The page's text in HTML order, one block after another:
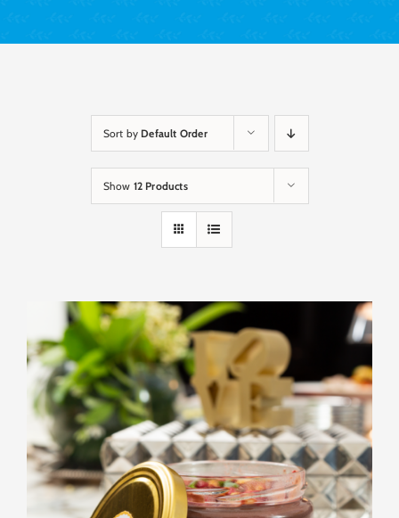
Sort by Default Order
Show 12 Products